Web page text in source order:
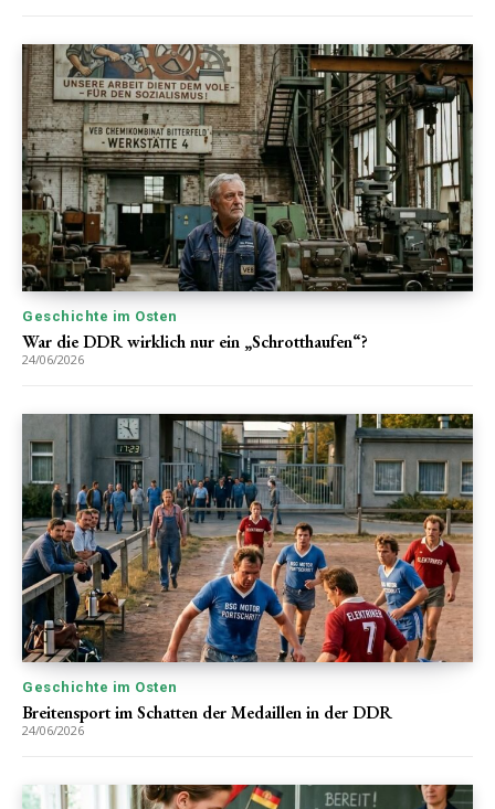
Geschichte im Osten
War die DDR wirklich nur ein „Schrotthaufen“?
24/06/2026
Geschichte im Osten
Breitensport im Schatten der Medaillen in der DDR
24/06/2026